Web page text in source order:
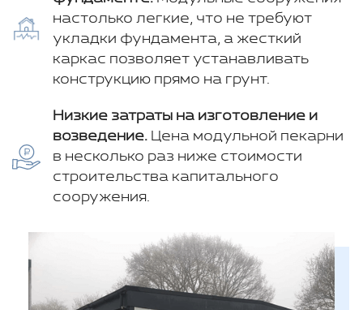
настолько легкие, что не требуют
укладки фундамента, а жесткий
каркас позволяет устанавливать
конструкцию прямо на грунт.
Низкие затраты на изготовление и
возведение. Цена модульной пекарни
в несколько раз ниже стоимости
строительства капитального
сооружения.